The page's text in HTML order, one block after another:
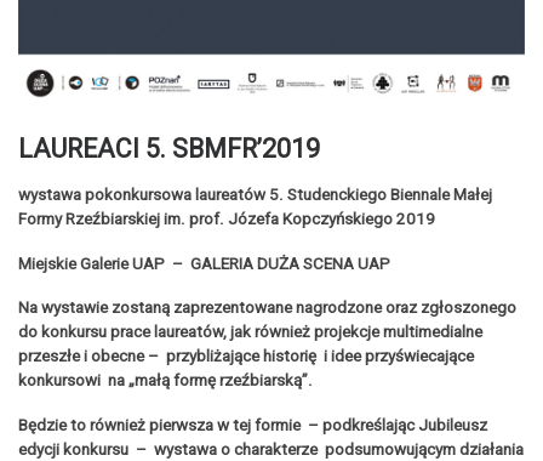
LAUREACI 5. SBMFR’2019
wystawa pokonkursowa laureatów 5. Studenckiego Biennale Małej
Formy Rzeźbiarskiej im. prof. Józefa Kopczyńskiego 2019
Miejskie Galerie UAP – GALERIA DUŻA SCENA UAP
Na wystawie zostaną zaprezentowane nagrodzone oraz zgłoszonego
do konkursu prace laureatów, jak również projekcje multimedialne
przeszłe i obecne – przybliżające historię i idee przyświecające
konkursowi na „małą formę rzeźbiarską”.
Będzie to również pierwsza w tej formie – podkreślając Jubileusz
edycji konkursu – wystawa o charakterze podsumowującym działania